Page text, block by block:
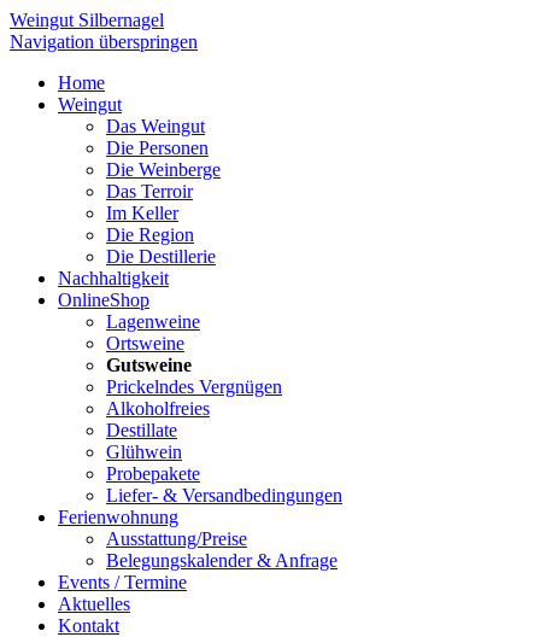
Weingut Silbernagel
Navigation überspringen
Home
Weingut
Das Weingut
Die Personen
Die Weinberge
Das Terroir
Im Keller
Die Region
Die Destillerie
Nachhaltigkeit
OnlineShop
Lagenweine
Ortsweine
Gutsweine
Prickelndes Vergnügen
Alkoholfreies
Destillate
Glühwein
Probepakete
Liefer- & Versandbedingungen
Ferienwohnung
Ausstattung/Preise
Belegungskalender & Anfrage
Events / Termine
Aktuelles
Kontakt